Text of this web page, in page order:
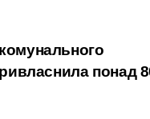
понад